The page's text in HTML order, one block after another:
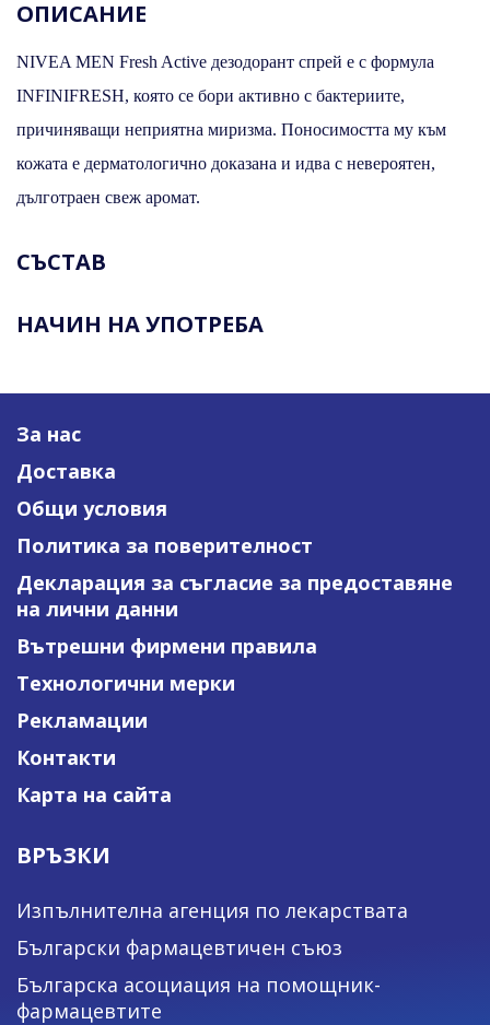
ОПИСАНИЕ
NIVEA MEN Fresh Active дезодорант спрей е с формула
INFINIFRESH, която се бори активно с бактериите,
причиняващи неприятна миризма. Поносимостта му към
кожата е дерматологично доказана и идва с невероятен,
дълготраен свеж аромат.
СЪСТАВ
НАЧИН НА УПОТРЕБА
За нас
Доставка
Общи условия
Политика за поверителност
Декларация за съгласие за предоставяне
на лични данни
Вътрешни фирмени правила
Технологични мерки
Рекламации
Контакти
Карта на сайта
ВРЪЗКИ
Изпълнителна агенция по лекарствата
Български фармацевтичен съюз
Българска асоциация на помощник-
фармацевтите